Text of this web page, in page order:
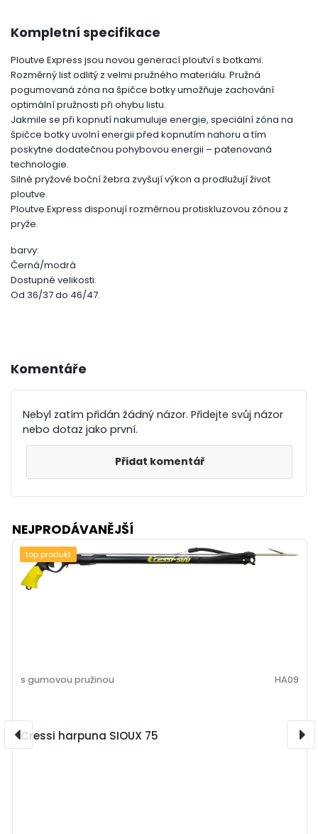
Kompletní specifikace
Ploutve Express jsou novou generací ploutví s botkami.
Rozměrný list odlitý z velmi pružného materiálu. Pružná
pogumovaná zóna na špičce botky umožňuje zachování
optimální pružnosti při ohybu listu.
Jakmile se při kopnutí nakumuluje energie, speciální zóna na
špičce botky uvolní energii před kopnutím nahoru a tím
poskytne dodatečnou pohybovou energii – patenovaná
technologie.
Silné pryžové boční žebra zvyšují výkon a prodlužují život
ploutve.
Ploutve Express disponují rozměrnou protiskluzovou zónou z
pryže.
barvy:
Černá/modrá
Dostupné velikosti:
Od 36/37 do 46/47.
Komentáře
Nebyl zatím přidán žádný názor. Přidejte svůj názor
nebo dotaz jako první.
Přidat komentář
NEJPRODÁVANĚJŠÍ
Cressi harpuna SIOUX 75
s gumovou pružinou HA09
top produkt